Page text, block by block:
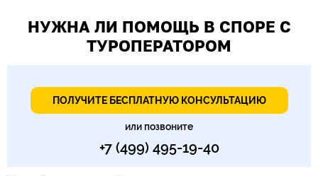
НУЖНА ЛИ ПОМОЩЬ В СПОРЕ С
ТУРОПЕРАТОРОМ
ПОЛУЧИТЕ БЕСПЛАТНУЮ КОНСУЛЬТАЦИЮ
или позвоните
+7 (499) 495-19-40